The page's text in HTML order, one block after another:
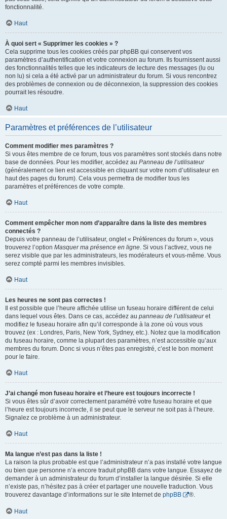
fonctionnalité.
Haut
À quoi sert « Supprimer les cookies » ?
Cela supprime tous les cookies créés par phpBB qui conservent vos
paramètres d’authentification et votre connexion au forum. Ils fournissent aussi
des fonctionnalités telles que les indicateurs de lecture des messages (lu ou
non lu) si cela a été activé par un administrateur du forum. Si vous rencontrez
des problèmes de connexion ou de déconnexion, la suppression des cookies
pourrait les résoudre.
Haut
Paramètres et préférences de l’utilisateur
Comment modifier mes paramètres ?
Si vous êtes membre de ce forum, tous vos paramètres sont stockés dans notre
base de données. Pour les modifier, accédez au Panneau de l’utilisateur
(généralement ce lien est accessible en cliquant sur votre nom d’utilisateur en
haut des pages du forum). Cela vous permettra de modifier tous les
paramètres et préférences de votre compte.
Haut
Comment empêcher mon nom d’apparaître dans la liste des membres
connectés ?
Depuis votre panneau de l’utilisateur, onglet « Préférences du forum », vous
trouverez l’option Masquer ma présence en ligne. Si vous l’activez, vous ne
serez visible que par les administrateurs, les modérateurs et vous-même. Vous
serez compté parmi les membres invisibles.
Haut
Les heures ne sont pas correctes !
Il est possible que l’heure affichée utilise un fuseau horaire différent de celui
dans lequel vous êtes. Dans ce cas, accédez au panneau de l’utilisateuret
modifiez le fuseau horaire afin qu’il corresponde à la zone où vous vous
trouvez (ex : Londres, Paris, New York, Sydney, etc.). Notez que la modification
du fuseau horaire, comme la plupart des paramètres, n’est accessible qu’aux
membres du forum. Donc si vous n’êtes pas enregistré, c’est le bon moment
pour le faire.
Haut
J’ai changé mon fuseau horaire et l’heure est toujours incorrecte !
Si vous êtes sûr d’avoir correctement paramétré votre fuseau horaire et que
l’heure est toujours incorrecte, il se peut que le serveur ne soit pas à l’heure.
Signalez ce problème à un administrateur.
Haut
Ma langue n’est pas dans la liste !
La raison la plus probable est que l’administrateur n’a pas installé votre langue
ou bien que personne n’a encore traduit phpBB dans votre langue. Essayez de
demander à un administrateur du forum d’installer la langue désirée. Si elle
n’existe pas, n’hésitez pas à créer et partager une nouvelle traduction. Vous
trouverez davantage d’informations sur le site Internet de phpBB ®.
Haut